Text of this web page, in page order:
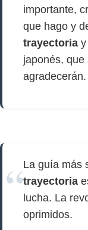
importante,
que hago y
trayectoria
japonés,
agradecerán.
La guía más
trayectoria
lucha. La
oprimidos.